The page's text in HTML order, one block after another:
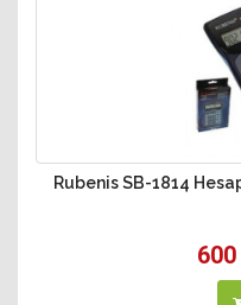
Rubenis SB-1814
600